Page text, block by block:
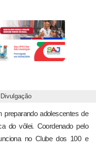
adolescentes de
do vôlei. Coordenado pelo
no Clube dos 100 e